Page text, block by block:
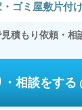
・ゴミ屋敷片付
積もり依頼・相
・相談をする